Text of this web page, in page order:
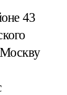
43